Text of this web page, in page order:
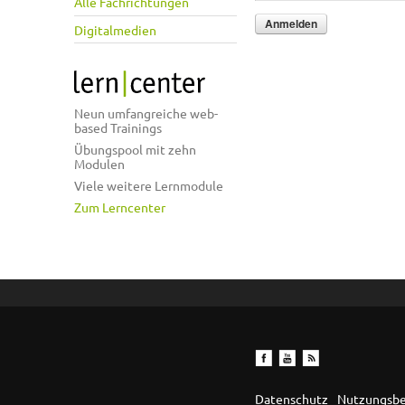
Digitalmedien
Neun umfangreiche web-
based Trainings
Übungspool mit zehn
Modulen
Viele weitere Lernmodule
Zum Lerncenter
Datenschutz